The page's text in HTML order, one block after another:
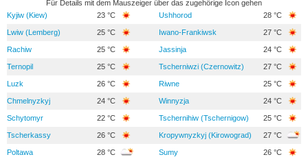
Für Details mit dem Mauszeiger über das zugehörige Icon gehen
Kyjiw (Kiew)
23 °C Ushhorod 28 °C
Lwiw (Lemberg) 25 °C Iwano-Frankiwsk 27 °C
Rachiw 25 °C Jassinja 24 °C
Ternopil 25 °C Tscherniwzi (Czernowitz) 27 °C
Luzk 26 °C Riwne 25 °C
Chmelnyzkyj 24 °C Winnyzja 24 °C
Schytomyr 22 °C Tschernihiw (Tschernigow) 25 °C
Tscherkassy 26 °C Kropywnyzkyj (Kirowograd) 27 °C
Poltawa 28 °C Sumy 26 °C